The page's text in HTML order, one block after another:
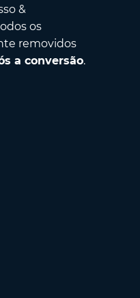
&
os
removidos
a conversão.